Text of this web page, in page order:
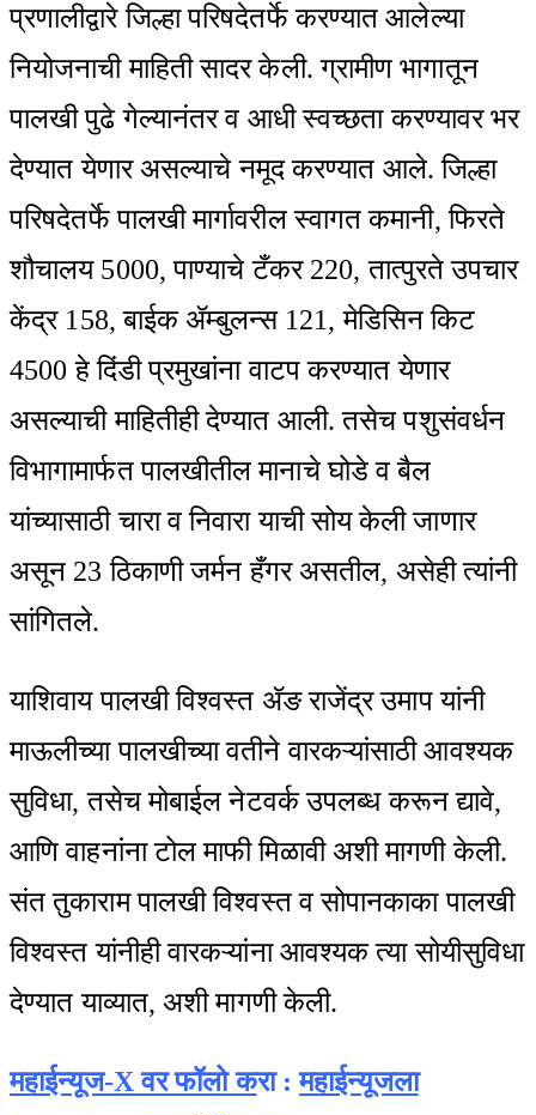
प्रणालीद्वारे जिल्हा परिषदेतर्फे करण्यात आलेल्या
नियोजनाची माहिती सादर केली. ग्रामीण भागातून
पालखी पुढे गेल्यानंतर व आधी स्वच्छता करण्यावर भर
देण्यात येणार असल्याचे नमूद करण्यात आले. जिल्हा
परिषदेतर्फे पालखी मार्गावरील स्वागत कमानी, फिरते
शौचालय 5000, पाण्याचे टँकर 220, तात्पुरते उपचार
केंद्र 158, बाईक ॲम्बुलन्स 121, मेडिसिन किट
4500 हे दिंडी प्रमुखांना वाटप करण्यात येणार
असल्याची माहितीही देण्यात आली. तसेच पशुसंवर्धन
विभागामार्फत पालखीतील मानाचे घोडे व बैल
यांच्यासाठी चारा व निवारा याची सोय केली जाणार
असून 23 ठिकाणी जर्मन हँगर असतील, असेही त्यांनी
सांगितले.
याशिवाय पालखी विश्वस्त ॲङ राजेंद्र उमाप यांनी
माऊलीच्या पालखीच्या वतीने वारकऱ्यांसाठी आवश्यक
सुविधा, तसेच मोबाईल नेटवर्क उपलब्ध करून द्यावे,
आणि वाहनांना टोल माफी मिळावी अशी मागणी केली.
संत तुकाराम पालखी विश्वस्त व सोपानकाका पालखी
विश्वस्त यांनीही वारकऱ्यांना आवश्यक त्या सोयीसुविधा
देण्यात याव्यात, अशी मागणी केली.
महाईन्यूज-X वर फॉलो करा :महाईन्यूजला